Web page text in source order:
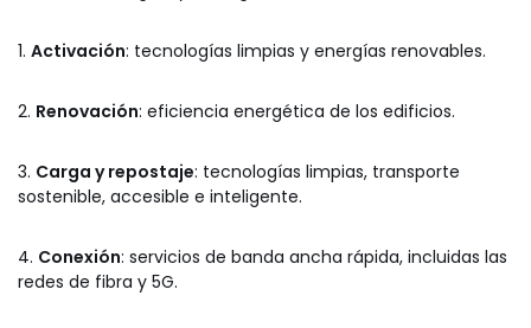
1. Activación: tecnologías limpias y energías renovables.
2. Renovación: eficiencia energética de los edificios.
3. Carga y repostaje: tecnologías limpias, transporte
sostenible, accesible e inteligente.
4. Conexión: servicios de banda ancha rápida, incluidas las
redes de fibra y 5G.